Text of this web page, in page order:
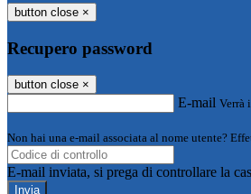
button close ×
Recupero password
button close ×
E-mail Verrà
Non hai una e-mail associata al nome utente?
E-mail inviata, si prega di controllare la